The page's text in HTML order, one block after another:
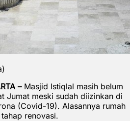
–Masjid Istiqlal masih belum
Jumat meski sudah diizinkan di
(Covid-19). Alasannya rumah
renovasi.